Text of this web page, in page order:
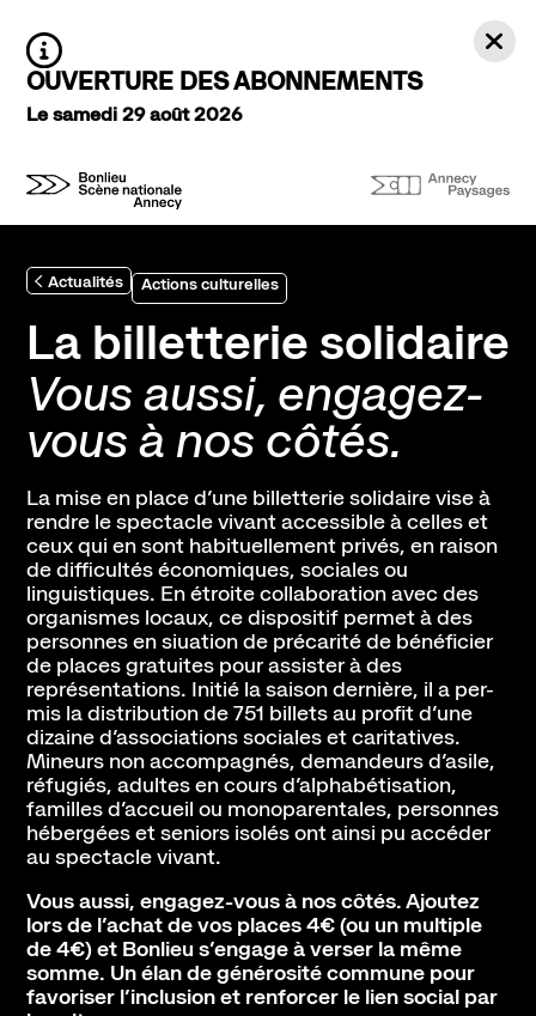
Information :
OUVERTURE DES ABONNEMENTS
Le samedi 29 août 2026
Actualités Actions culturelles
La billetterie solidaire
Vous aussi, engagez-
vous à nos côtés.
La mise en place d’une billetterie solidaire vise à
rendre le spectacle vivant accessible à celles et
ceux qui en sont habituellement privés, en raison
de difficultés économiques, sociales ou
linguistiques. En étroite collaboration avec des
organismes locaux, ce dispositif permet à des
personnes en siuation de précarité de bénéficier
de places gratuites pour assister à des
représentations. Initié la saison dernière, il a per-
mis la distribution de 751 billets au profit d’une
dizaine d’associations sociales et caritatives.
Mineurs non accompagnés, demandeurs d’asile,
réfugiés, adultes en cours d’alphabétisation,
familles d’accueil ou monoparentales, personnes
hébergées et seniors isolés ont ainsi pu accéder
au spectacle vivant.
Vous aussi, engagez-vous à nos côtés. Ajoutez
lors de l’achat de vos places 4€ (ou un multiple
de 4€) et Bonlieu s’engage à verser la même
somme. Un élan de générosité commune pour
favoriser l’inclusion et renforcer le lien social par
Agenda Saison 26→27
Au tour des enfants
Stayin'alive
Saisons précédentes
Ateliers de pratique
Créations participatives
Visites
À l’écoute
Tous les podcasts
Venir au théâtre
Abonnement, achat de places et tarifs
L'espace bar
Horaires et contacts
Accessibilité et handicap
La scène nationale
L'histoire du lieu
L’équipe
Soutiens et mécénat
Pôle de création
Créations Made in Annecy
Programmes internationaux